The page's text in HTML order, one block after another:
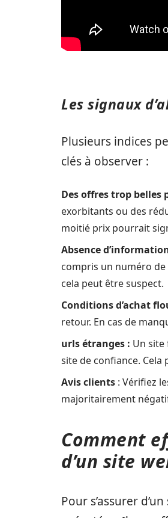
Les signaux
Plusieurs indices
clés à observer :
Des offres trop belles
exorbitants ou des
moitié prix pourrait
Absence
compris un numéro
cela peut être suspect.
Conditions d’achat
retour. En cas de
urls étranges : Un
site de confiance.
Avis clients : Vérifiez
majoritairement
Comment
d’un site
Pour s’assurer